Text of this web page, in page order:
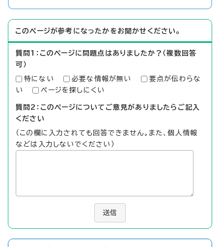
このページが参考になったかをお聞かせください。
質問1：このページに問題点はありましたか？（複数回答
可）
特にない 必要な情報が無い
要点が伝わらな
い
ページを探しにくい
質問2：このページについてご意見がありましたらご記入
ください
（この欄に入力されても回答できません。また、個人情報
などは入力しないでください）
送信